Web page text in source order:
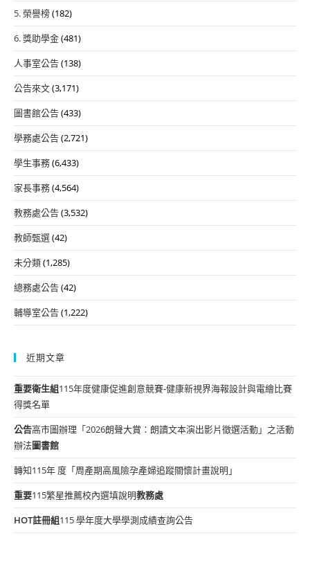
5. 榮譽榜(182)
6. 獎助學金(481)
人事室公告(138)
公告來文(3,171)
圖書館公告(433)
學務處公告(2,721)
學生事務(6,433)
家長事務(4,564)
教務處公告(3,532)
教師甄選(42)
未分類(1,285)
總務處公告(42)
輔導室公告(1,222)
近期文章
重要衛生組115年度健康促進創意競賽-健康新視界海報設計與電繪比賽
得獎名單
公告高市圖辦理「2026朗聲大賞：朗讀文本演出影片徵選活動」之活動
辦法圖書館
轉知115年 度「周產期高風險孕產婦追蹤關懷計畫說明」
重要115繁星推薦校內選填說明教務處
HOT註冊組115 學年度大學學測成績查詢公告